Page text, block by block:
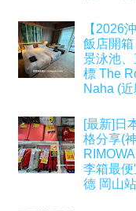
【2026
飯店開
景泳池
標 The
Naha (
[最新]日
格分享(
李箱最
德 岡山